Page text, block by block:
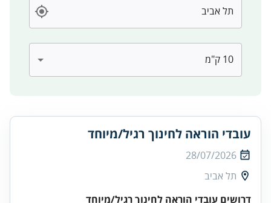
עובדי הוראה לחינוך רגיל/מיוחד
28/07/2026
תל אביב
דרושים עובדי הוראה לחינוך רגיל/מיוחד